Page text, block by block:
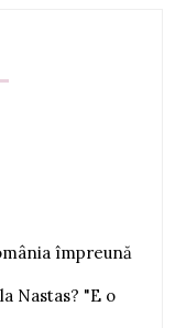
împreună
Nastas? "E o